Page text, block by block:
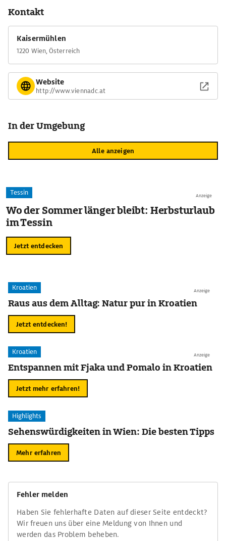
Kontakt
Kaisermühlen
1220 Wien, Österreich
Website
http://www.viennadc.at
In der Umgebung
Alle anzeigen
Anzeige
Tessin
Wo der Sommer länger bleibt: Herbsturlaub
im Tessin
Jetzt entdecken
Anzeige
Kroatien
Raus aus dem Alltag: Natur pur in Kroatien
Jetzt entdecken!
Anzeige
Kroatien
Entspannen mit Fjaka und Pomalo in Kroatien
Jetzt mehr erfahren!
Highlights
Sehenswürdigkeiten in Wien: Die besten Tipps
Mehr erfahren
Fehler melden
Haben Sie fehlerhafte Daten auf dieser Seite entdeckt?
Wir freuen uns über eine Meldung von Ihnen und
werden das Problem beheben.